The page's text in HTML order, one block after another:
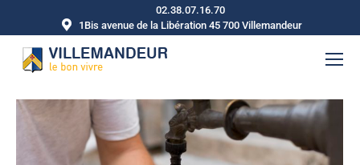
02.38.07.16.70
1Bis avenue de la Libération 45 700 Villemandeur